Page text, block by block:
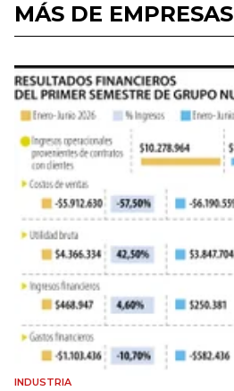
MÁS DE EMPRESAS
INDUSTRIA